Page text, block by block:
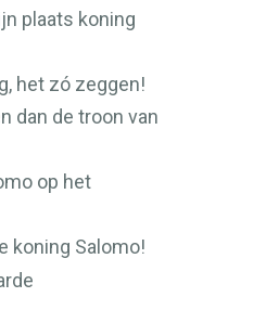
plaats koning
het zó zeggen!
dan de troon van
op het
koning Salomo!